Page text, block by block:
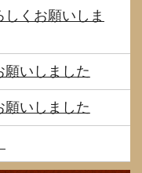
くお願いしま
いしました
願いしました